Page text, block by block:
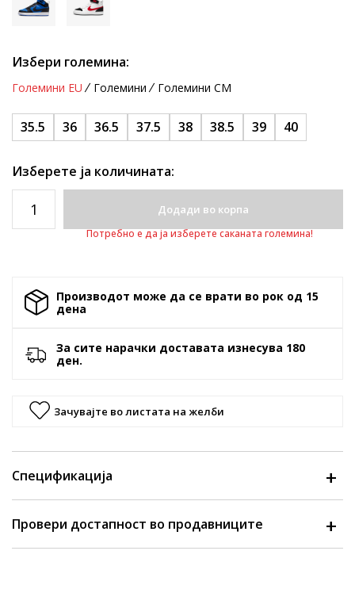
Избери големина:
Големини EU Големини Големини CM
35.5 36 36.5 37.5 38 38.5 39 40
Изберете ја количината:
Додади во корпа
Потребно е да ја изберете саканата големина!
Производот може да се врати во рок од 15
денa
За сите нарачки доставата изнесува 180
ден.
Зачувајте во листата на желби
Спецификација
Провери достапност во продавниците